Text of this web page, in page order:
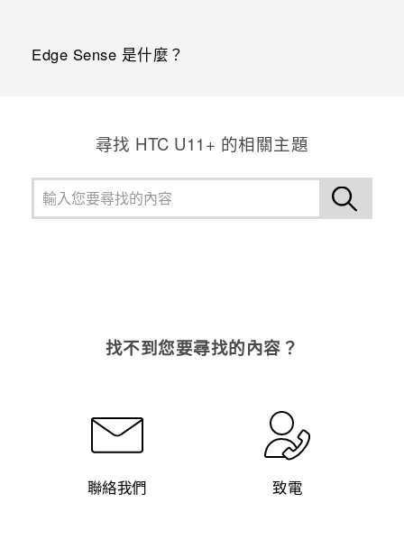
Edge Sense 是什麼？
尋找 HTC U11+ 的相關主題
找不到您要尋找的內容？
聯絡我們 致電